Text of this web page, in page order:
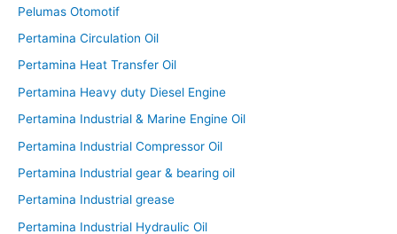
Pelumas Otomotif
Pertamina Circulation Oil
Pertamina Heat Transfer Oil
Pertamina Heavy duty Diesel Engine
Pertamina Industrial & Marine Engine Oil
Pertamina Industrial Compressor Oil
Pertamina Industrial gear & bearing oil
Pertamina Industrial grease
Pertamina Industrial Hydraulic Oil